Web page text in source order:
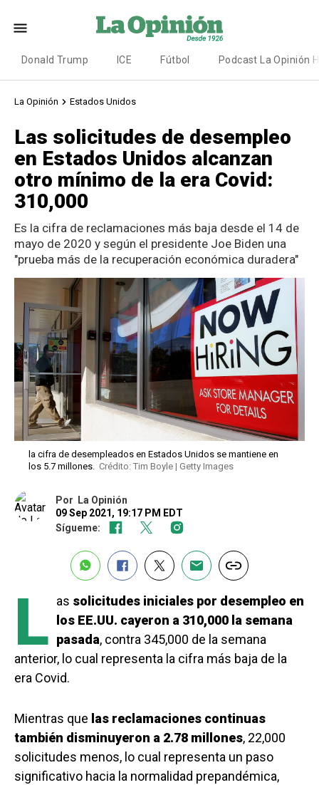
Donald Trump ICE Fútbol Podcast La Opinión
La Opinión Estados Unidos
Las solicitudes de desempleo
en Estados Unidos alcanzan
otro mínimo de la era Covid:
310,000
Es la cifra de reclamaciones más baja desde el 14 de
mayo de 2020 y según el presidente Joe Biden una
"prueba más de la recuperación económica duradera"
la cifra de desempleados en Estados Unidos se mantiene en
los 5.7 millones. Crédito: Tim Boyle | Getty Images
Por
La Opinión
09 Sep 2021, 19:17 PM EDT
Sígueme:
L as solicitudes iniciales por desempleo en
los EE.UU. cayeron a 310,000 la semana
pasada, contra 345,000 de la semana
anterior, lo cual representa la cifra más baja de la
era Covid.
Mientras que las reclamaciones continuas
también disminuyeron a 2.78 millones, 22,000
solicitudes menos, lo cual representa un paso
significativo hacia la normalidad prepandémica,